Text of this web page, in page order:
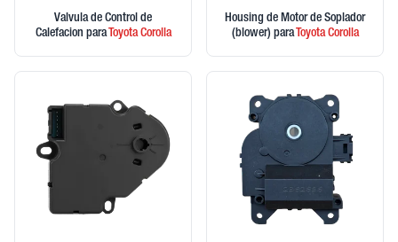
Valvula de Control de
Calefacion para ToyotaCorolla
Housing de Motor de Soplador
(blower) para ToyotaCorolla